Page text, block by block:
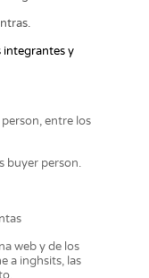
y
entre los
buyer person.
web y de los
a inghsits, las